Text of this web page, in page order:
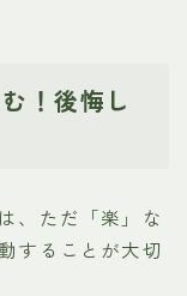
！後悔し
、ただ「楽」な
することが大切